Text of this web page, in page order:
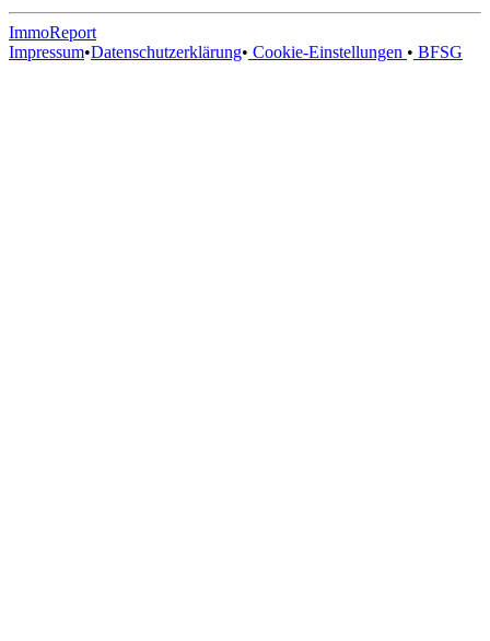
ImmoReport
Impressum•Datenschutzerklärung• Cookie-Einstellungen • BFSG